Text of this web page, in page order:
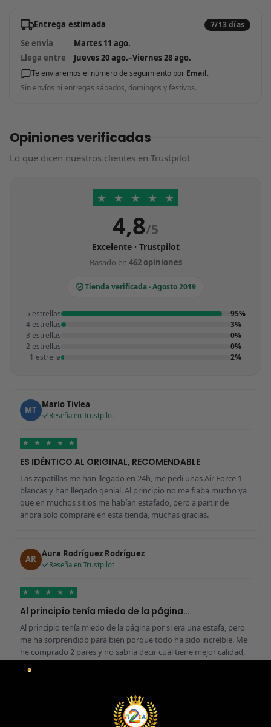
Entrega estimada 7/13 días
Se envía
Martes 11 ago.
Llega entre
Jueves 20 ago.–Viernes 28 ago.
Te enviaremos el número de seguimiento por Email.
Sin envíos ni entregas sábados, domingos y festivos.
Opiniones verificadas
Lo que dicen nuestros clientes en Trustpilot
★ ★ ★ ★ ★
4,8/5
Excelente · Trustpilot
Basado en 462 opiniones
Tienda verificada · Agosto 2019
5 estrellas
95%
4 estrellas
3%
3 estrellas
0%
2 estrellas
0%
1 estrella
2%
MT Mario Tivlea
Reseña en Trustpilot
★ ★ ★ ★ ★
ES IDÉNTICO AL ORIGINAL, RECOMENDABLE
Las zapatillas me han llegado en 24h, me pedí unas Air Force 1
blancas y han llegado genial. Al principio no me fiaba mucho ya
que en muchos sitios me habían estafado, pero a partir de
ahora solo compraré en esta tienda, muchas gracias.
AR Aura Rodríguez Rodríguez
Reseña en Trustpilot
★ ★ ★ ★ ★
Al principio tenía miedo de la página…
Al principio tenía miedo de la página por si era una estafa, pero
me ha sorprendido para bien porque todo ha sido increíble. Me
he comprado 2 pares y no sabría decir cuál tiene mejor calidad,